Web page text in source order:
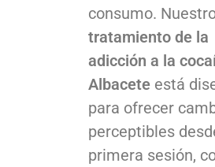
consumo.
tratamiento de la
adicción a la
Albaceteestá
para ofrecer
perceptibles
primera sesión,